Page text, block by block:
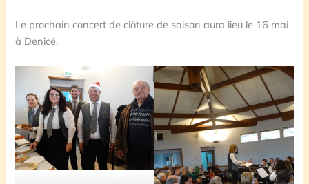
Le prochain concert de clôture de saison aura lieu le 16 mai
à Denicé.